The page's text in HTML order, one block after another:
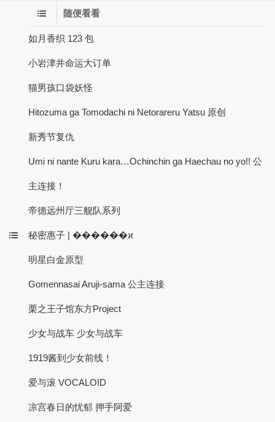
随便看看
如月香织 123 包
小岩津井命运大订单
猫男孩口袋妖怪
Hitozuma ga Tomodachi ni Netorareru Yatsu 原创
新秀节复仇
Umi ni nante Kuru kara…Ochinchin ga Haechau no yo!! 公
主连接！
帝德远州厅三舰队系列
秘密惠子 | ������ϰ
明星白金原型
Gomennasai Aruji-sama 公主连接
栗之王子馆东方Project
少女与战车 少女与战车
1919酱到少女前线！
爱与滚 VOCALOID
凉宫春日的忧郁 押手阿爱